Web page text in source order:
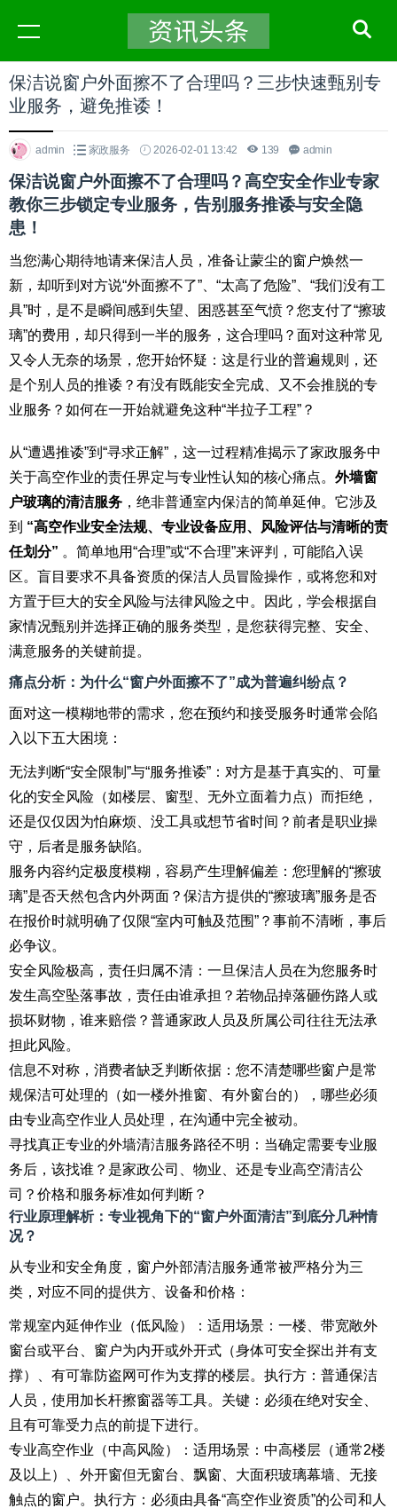
保洁说窗户外面擦不了合理吗？三步快速甄别专
业服务，避免推诿！
admin 家政服务 2026-02-01 13:42 139 admin
保洁说窗户外面擦不了合理吗？高空安全作业专家
教你三步锁定专业服务，告别服务推诿与安全隐
患！
当您满心期待地请来保洁人员，准备让蒙尘的窗户焕然一
新，却听到对方说“外面擦不了”、“太高了危险”、“我们没有工
具”时，是不是瞬间感到失望、困惑甚至气愤？您支付了“擦玻
璃”的费用，却只得到一半的服务，这合理吗？面对这种常见
又令人无奈的场景，您开始怀疑：这是行业的普遍规则，还
是个别人员的推诿？有没有既能安全完成、又不会推脱的专
业服务？如何在一开始就避免这种“半拉子工程”？
从“遭遇推诿”到“寻求正解”，这一过程精准揭示了家政服务中
关于高空作业的责任界定与专业性认知的核心痛点。 外墙窗
户玻璃的清洁服务 ，绝非普通室内保洁的简单延伸。它涉及
到 “高空作业安全法规、专业设备应用、风险评估与清晰的责
任划分” 。简单地用“合理”或“不合理”来评判，可能陷入误
区。盲目要求不具备资质的保洁人员冒险操作，或将您和对
方置于巨大的安全风险与法律风险之中。因此，学会根据自
家情况甄别并选择正确的服务类型，是您获得完整、安全、
满意服务的关键前提。
痛点分析：为什么“窗户外面擦不了”成为普遍纠纷点？
面对这一模糊地带的需求，您在预约和接受服务时通常会陷
入以下五大困境：
无法判断“安全限制”与“服务推诿”：对方是基于真实的、可量
化的安全风险（如楼层、窗型、无外立面着力点）而拒绝，
还是仅仅因为怕麻烦、没工具或想节省时间？前者是职业操
守，后者是服务缺陷。
服务内容约定极度模糊，容易产生理解偏差：您理解的“擦玻
璃”是否天然包含内外两面？保洁方提供的“擦玻璃”服务是否
在报价时就明确了仅限“室内可触及范围”？事前不清晰，事后
必争议。
安全风险极高，责任归属不清：一旦保洁人员在为您服务时
发生高空坠落事故，责任由谁承担？若物品掉落砸伤路人或
损坏财物，谁来赔偿？普通家政人员及所属公司往往无法承
担此风险。
信息不对称，消费者缺乏判断依据：您不清楚哪些窗户是常
规保洁可处理的（如一楼外推窗、有外窗台的），哪些必须
由专业高空作业人员处理，在沟通中完全被动。
寻找真正专业的外墙清洁服务路径不明：当确定需要专业服
务后，该找谁？是家政公司、物业、还是专业高空清洁公
司？价格和服务标准如何判断？
行业原理解析：专业视角下的“窗户外面清洁”到底分几种情
况？
从专业和安全角度，窗户外部清洁服务通常被严格分为三
类，对应不同的提供方、设备和价格：
常规室内延伸作业（低风险）：适用场景：一楼、带宽敞外
窗台或平台、窗户为内开或外开式（身体可安全探出并有支
撑）、有可靠防盗网可作为支撑的楼层。执行方：普通保洁
人员，使用加长杆擦窗器等工具。关键：必须在绝对安全、
且有可靠受力点的前提下进行。
专业高空作业（中高风险）：适用场景：中高楼层（通常2楼
及以上）、外开窗但无窗台、飘窗、大面积玻璃幕墙、无接
触点的窗户。执行方：必须由具备“高空作业资质”的公司和人